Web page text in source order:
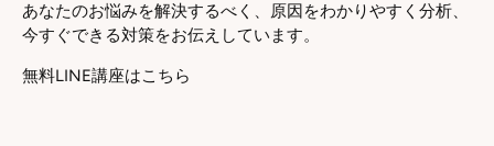
あなたのお悩みを解決するべく、原因をわかりやすく分析、
今すぐできる対策をお伝えしています。
無料LINE講座はこちら